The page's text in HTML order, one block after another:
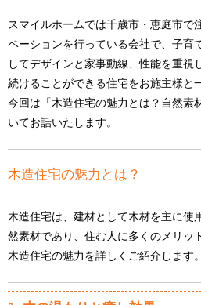
スマイルホームでは千歳市・恵庭市で
ベーションを行っている会社で、子育
してデザインと家事動線、性能を重視
続けることができる住宅をお施主様と
今回は「木造住宅の魅力とは？自然素
いてお話いたします。
木造住宅の魅力とは？
木造住宅は、建材として木材を主に使
然素材であり、住む人に多くのメリッ
木造住宅の魅力を詳しくご紹介します。